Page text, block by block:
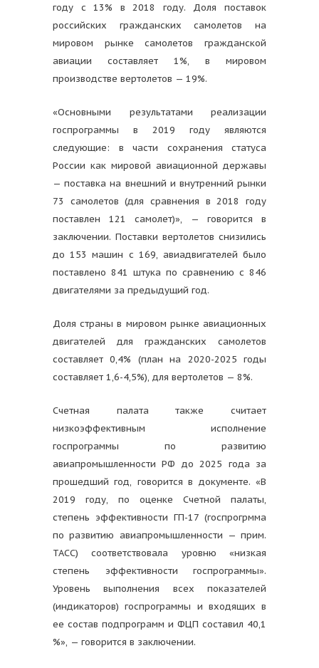
году с 13% в 2018 году. Доля поставок
российских гражданских самолетов на
мировом рынке самолетов гражданской
авиации составляет 1%, в мировом
производстве вертолетов — 19%.
«Основными результатами реализации
госпрограммы в 2019 году являются
следующие: в части сохранения статуса
России как мировой авиационной державы
— поставка на внешний и внутренний рынки
73 самолетов (для сравнения в 2018 году
поставлен 121 самолет)», — говорится в
заключении. Поставки вертолетов снизились
до 153 машин с 169, авиадвигателей было
поставлено 841 штука по сравнению с 846
двигателями за предыдущий год.
Доля страны в мировом рынке авиационных
двигателей для гражданских самолетов
составляет 0,4% (план на 2020-2025 годы
составляет 1,6-4,5%), для вертолетов — 8%.
Счетная палата также считает
низкоэффективным исполнение
госпрограммы по развитию
авиапромышленности РФ до 2025 года за
прошедший год, говорится в документе. «В
2019 году, по оценке Счетной палаты,
степень эффективности ГП-17 (госпрогрмма
по развитию авиапромышленности — прим.
ТАСС) соответствовала уровню «низкая
степень эффективности госпрограммы».
Уровень выполнения всех показателей
(индикаторов) госпрограммы и входящих в
ее состав подпрограмм и ФЦП составил 40,1
%», — говорится в заключении.